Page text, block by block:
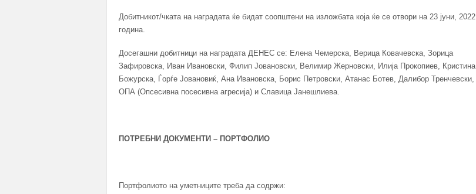
Добитникот/чката на наградата ќе бидат соопштени на изложбата која ќе се отвори на 23 јуни, 2022
година.
Досегашни добитници на наградата ДЕНЕС се: Елена Чемерска, Верица Ковачевска, Зорица
Зафировска, Иван Ивановски, Филип Јовановски, Велимир Жерновски, Илија Прокопиев, Кристина
Божурска, Ѓорѓе Јовановиќ, Ана Ивановска, Борис Петровски, Атанас Ботев, Далибор Тренчевски,
ОПА (Опсесивна посесивна агресија) и Славица Јанешлиева.
ПОТРЕБНИ ДОКУМЕНТИ – ПОРТФОЛИО
Портфолиото на уметниците треба да содржи: